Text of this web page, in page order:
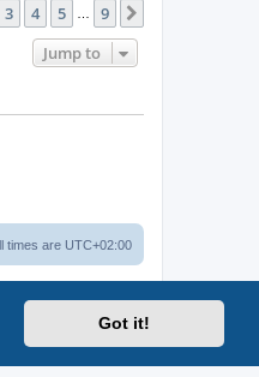
Got it!
93 4 5 … 9
Jump to
times are UTC+02:00